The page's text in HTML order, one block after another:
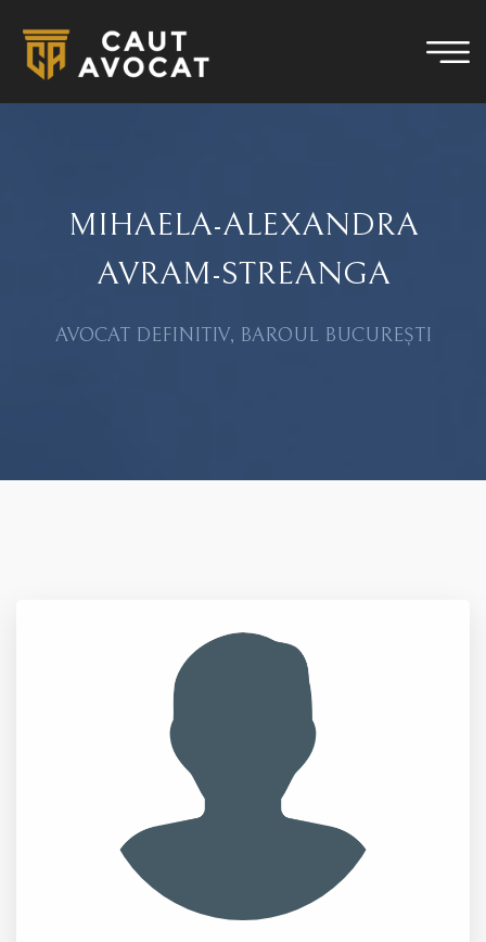
MIHAELA-ALEXANDRA
AVRAM-STREANGA
AVOCAT DEFINITIV, BAROUL BUCUREȘTI